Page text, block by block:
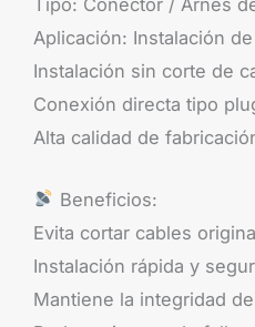
Aplicación: Instalación
Instalación sin corte de
Conexión directa tipo
Alta calidad de
Beneficios:
Evita cortar cables
Instalación rápida y
Mantiene la integridad